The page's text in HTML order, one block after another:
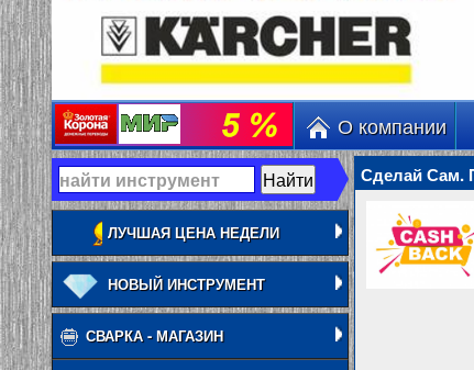
О компании
ЛУЧШАЯ ЦЕНА НЕДЕЛИ
НОВЫЙ ИНСТРУМЕНТ
СВАРКА - МАГАЗИН
Сделай Сам.